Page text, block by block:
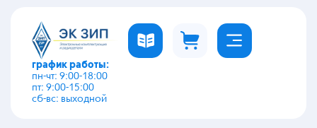
график работы:
пн-чт: 9:00-18:00
пт: 9:00-15:00
сб-вс: выходной